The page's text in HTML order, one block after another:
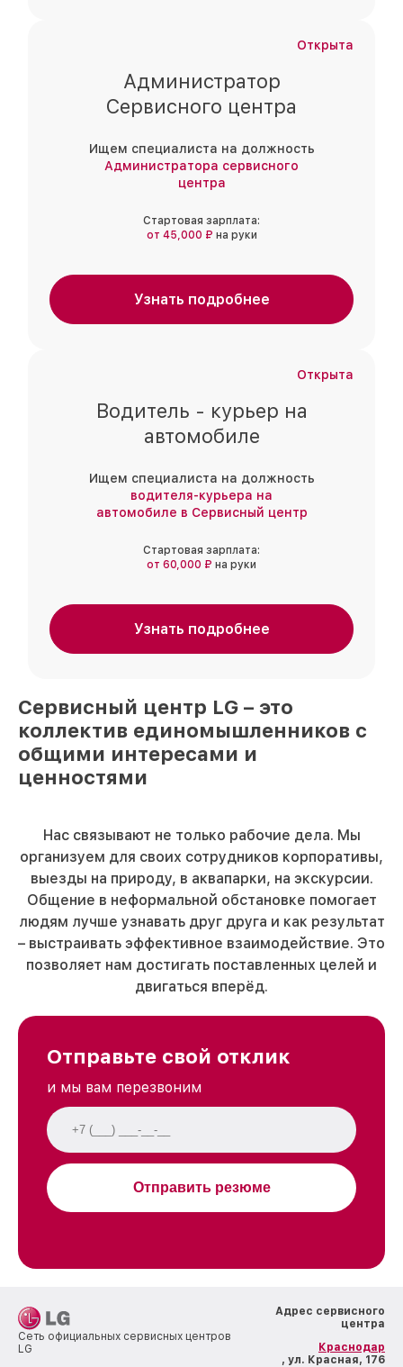
Открыта
Администратор
Сервисного центра
Ищем специалиста на должность
Администратора сервисного
центра
Стартовая зарплата:
от 45,000 ₽ на руки
Узнать подробнее
Открыта
Водитель - курьер на
автомобиле
Ищем специалиста на должность
водителя-курьера на
автомобиле в Сервисный центр
Стартовая зарплата:
от 60,000 ₽ на руки
Узнать подробнее
Сервисный центр LG – это
коллектив единомышленников с
общими интересами и
ценностями
Нас связывают не только рабочие дела. Мы
организуем для своих сотрудников корпоративы,
выезды на природу, в аквапарки, на экскурсии.
Общение в неформальной обстановке помогает
людям лучше узнавать друг друга и как результат
– выстраивать эффективное взаимодействие. Это
позволяет нам достигать поставленных целей и
двигаться вперёд.
Отправьте свой отклик
и мы вам перезвоним
Сеть официальных сервисных центров
LG
Адрес сервисного
центра
Краснодар
, ул. Красная, 176